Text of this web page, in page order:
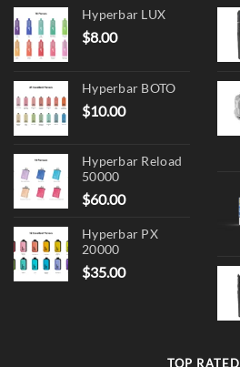
the
product
Hyperbar LUX
$8.00
Hyperbar BOTO
$10.00
Hyperbar Reload
50000
$60.00
Hyperbar PX
20000
$35.00
TOP RATED